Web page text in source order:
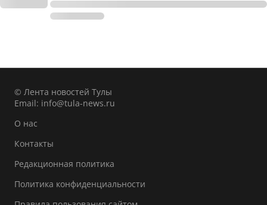
© Лента новостей Тулы
Email: info@tula-news.ru
О нас
Контакты
Редакционная политика
Политика конфиденциальности